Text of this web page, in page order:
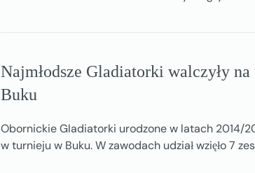
Najmłodsze Gladiatorki walczyły
Buku
Obornickie Gladiatorki urodzone w latach 2014/
w turnieju w Buku. W zawodach udział wzięło 7